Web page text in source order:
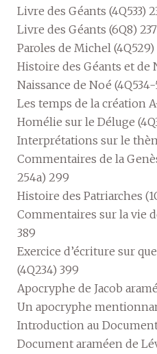
Livre des Géants (4Q533)
Livre des Géants (6Q8) 237
Paroles de Michel (4Q529)
Histoire des Géants et de
Naissance de Noé (4Q534-
Les temps de la création
Homélie sur le Déluge
Interprétations sur le
Commentaires de la
254a) 299
Histoire des Patriarches
Commentaires sur la vie
389
Exercice d’écriture sur
(4Q234) 399
Apocryphe de Jacob
Un apocryphe
Introduction au
Document araméen de